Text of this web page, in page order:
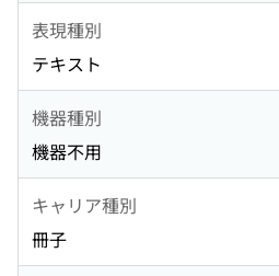
表現種別
テキスト
機器種別
機器不用
キャリア種別
冊子